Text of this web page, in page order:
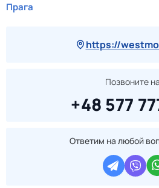
Прага
https://
Позвоните
+48 577
Ответим на любой